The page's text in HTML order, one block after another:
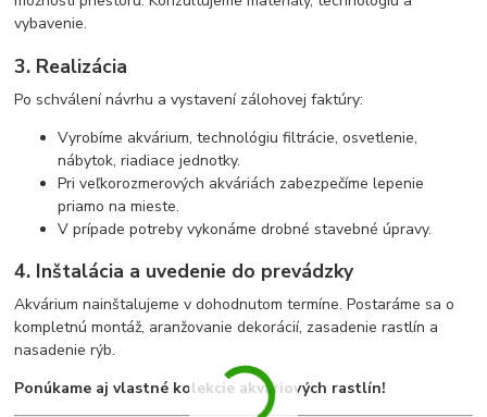
vybavenie.
3. Realizácia
Po schválení návrhu a vystavení zálohovej faktúry:
Vyrobíme akvárium, technológiu filtrácie, osvetlenie,
nábytok, riadiace jednotky.
Pri veľkorozmerových akváriách zabezpečíme lepenie
priamo na mieste.
V prípade potreby vykonáme drobné stavebné úpravy.
4. Inštalácia a uvedenie do prevádzky
Akvárium nainštalujeme v dohodnutom termíne. Postaráme sa o
kompletnú montáž, aranžovanie dekorácií, zasadenie rastlín a
nasadenie rýb.
Ponúkame aj vlastné kolekcie akváriových rastlín!